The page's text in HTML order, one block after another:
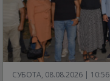
СУБОТА, 08.08.2026 | 10:56